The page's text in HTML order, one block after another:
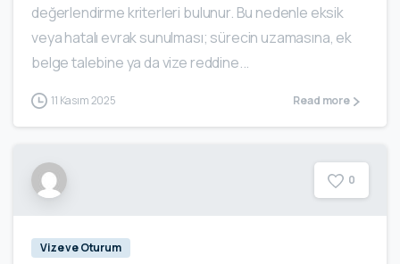
değerlendirme kriterleri bulunur. Bu nedenle eksik
veya hatalı evrak sunulması; sürecin uzamasına, ek
belge talebine ya da vize reddine...
11 Kasım 2025 Read more
0
Vize ve Oturum